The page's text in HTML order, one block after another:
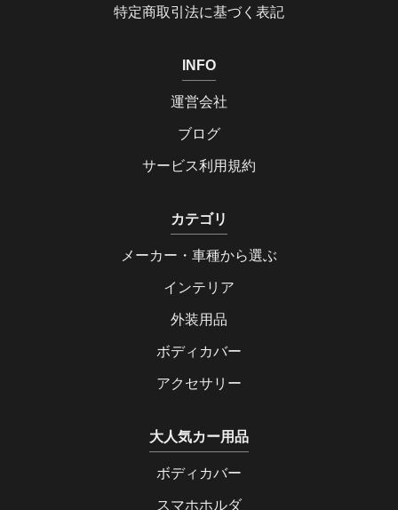
特定商取引法に基づく表記
INFO
運営会社
ブログ
サービス利用規約
カテゴリ
メーカー・車種から選ぶ
インテリア
外装用品
ボディカバー
アクセサリー
大人気カー用品
ボディカバー
スマホホルダ